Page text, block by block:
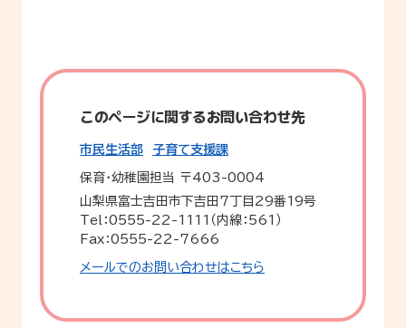
このページに関するお問い合わせ先
市民生活部 子育て支援課
保育・幼稚園担当 〒403-0004
山梨県富士吉田市下吉田7丁目29番19号
Tel：0555-22-1111（内線：561）
Fax：0555-22-7666
メールでのお問い合わせはこちら